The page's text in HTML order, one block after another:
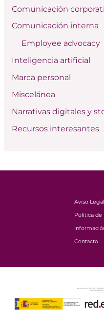
p
o
:
Comunicación
Comunicación interna
Employee advocacy
Inteligencia artificial
Marca personal
Miscelánea
Narrativas digitales y
Recursos interesantes
Aviso Legal
Política de
Contacto